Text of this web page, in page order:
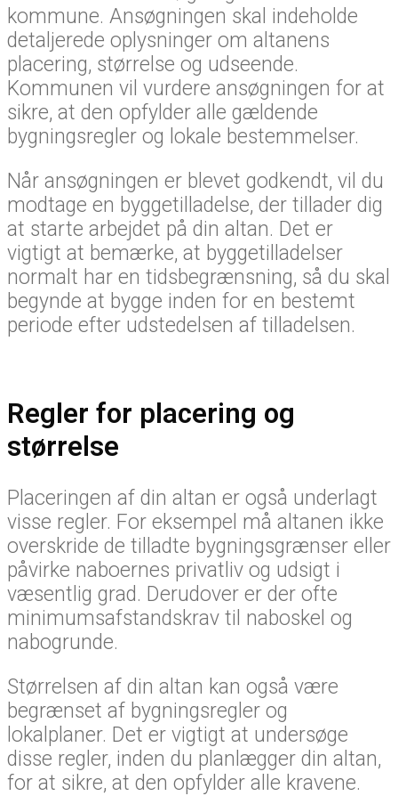
kommune. Ansøgningen skal indeholde
detaljerede oplysninger om altanens
placering, størrelse og udseende.
Kommunen vil vurdere ansøgningen for at
sikre, at den opfylder alle gældende
bygningsregler og lokale bestemmelser.
Når ansøgningen er blevet godkendt, vil du
modtage en byggetilladelse, der tillader dig
at starte arbejdet på din altan. Det er
vigtigt at bemærke, at byggetilladelser
normalt har en tidsbegrænsning, så du skal
begynde at bygge inden for en bestemt
periode efter udstedelsen af tilladelsen.
Regler for placering og
størrelse
Placeringen af din altan er også underlagt
visse regler. For eksempel må altanen ikke
overskride de tilladte bygningsgrænser eller
påvirke naboernes privatliv og udsigt i
væsentlig grad. Derudover er der ofte
minimumsafstandskrav til naboskel og
nabogrunde.
Størrelsen af din altan kan også være
begrænset af bygningsregler og
lokalplaner. Det er vigtigt at undersøge
disse regler, inden du planlægger din altan,
for at sikre, at den opfylder alle kravene.